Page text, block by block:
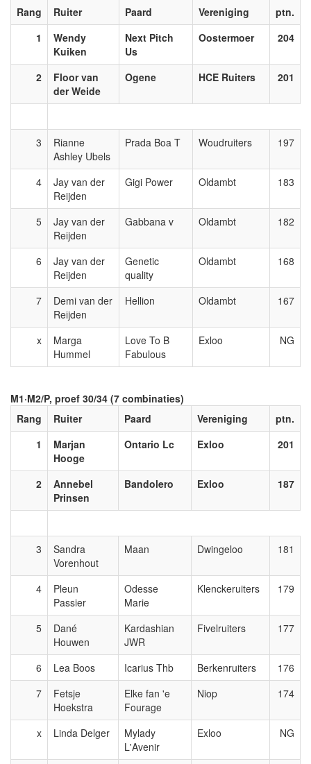
Rang
Ruiter Paard Vereniging
ptn.
1
Wendy
Kuiken
Next Pitch
Us
Oostermoer 204
2
Floor van
der Weide
Ogene HCE Ruiters 201
3
Rianne
Ashley Ubels
Prada Boa T Woudruiters 197
4
Jay van der
Reijden
Gigi Power Oldambt 183
5
Jay van der
Reijden
Gabbana v Oldambt 182
6
Jay van der
Reijden
Genetic
quality
Oldambt 168
7
Demi van der
Reijden
Hellion Oldambt 167
x
Marga
Hummel
Love To B
Fabulous
Exloo NG
M1·M2/P, proef 30/34 (7 combinaties)
Rang
Ruiter Paard Vereniging
ptn.
1
Marjan
Hooge
Ontario Lc Exloo 201
2
Annebel
Prinsen
Bandolero Exloo 187
3
Sandra
Vorenhout
Maan Dwingeloo 181
4
Pleun
Passier
Odesse
Marie
Klenckeruiters 179
5
Dané
Houwen
Kardashian
JWR
Fivelruiters 177
6 Lea Boos Icarius Thb Berkenruiters
176
7
Fetsje
Hoekstra
Elke fan 'e
Fourage
Niop 174
x Linda Delger
Mylady
L'Avenir
Exloo NG